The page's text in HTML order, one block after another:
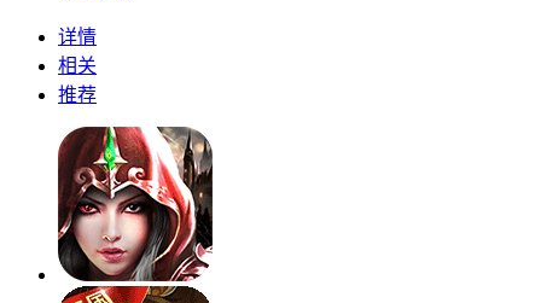
详情
相关
推荐